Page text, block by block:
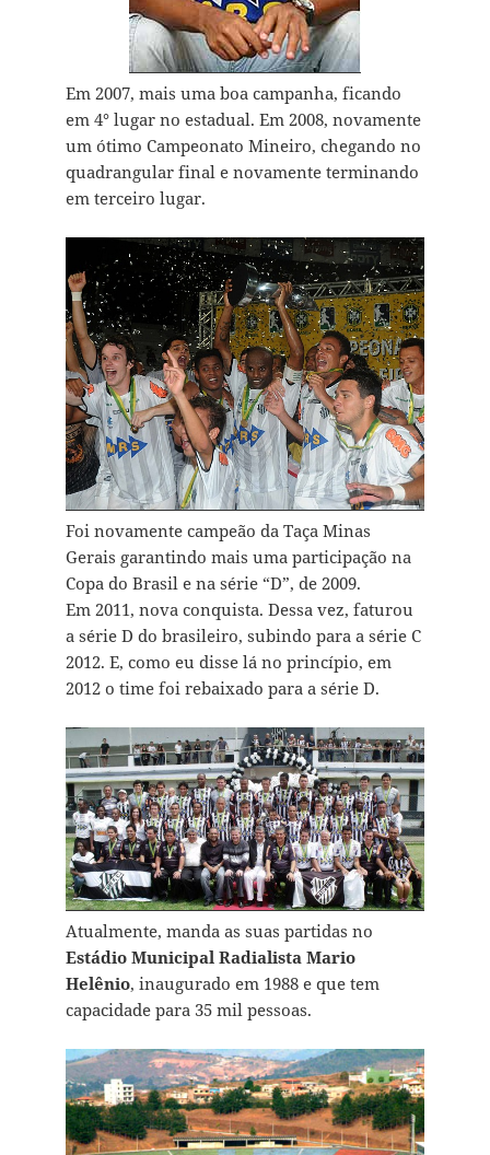
Em 2007, mais uma boa campanha, ficando
em 4° lugar no estadual. Em 2008, novamente
um ótimo Campeonato Mineiro, chegando no
quadrangular final e novamente terminando
em terceiro lugar.
Foi novamente campeão da Taça Minas
Gerais garantindo mais uma participação na
Copa do Brasil e na série “D”, de 2009.
Em 2011, nova conquista. Dessa vez, faturou
a série D do brasileiro, subindo para a série C
2012. E, como eu disse lá no princípio, em
2012 o time foi rebaixado para a série D.
Atualmente, manda as suas partidas no
Estádio Municipal Radialista Mario
Helênio, inaugurado em 1988 e que tem
capacidade para 35 mil pessoas.